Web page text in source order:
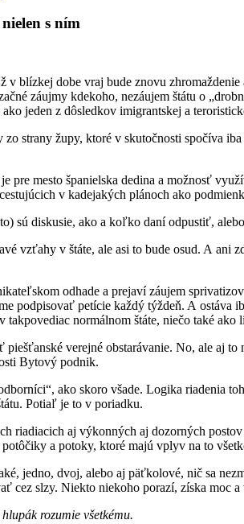
s ním
blízkej dobe vraj bude znovu
záujmy kdekoho, nezáujem štátu o
jeden z dôsledkov imigrantskej a
strany župy, ktoré v skutočnosti spočíva
pre mesto španielska dedina a možnosť
v kadejakých plánoch ako
to) sú diskusie, ako a koľko daní odpustiť,
vzťahy v štáte, ale asi to bude osud. A ani
odhade a prejaví záujem
podpisovať petície každý týždeň. A
normálnom štáte, niečo také ako
piešťanské verejné obstarávanie. No, ale
Bytový podnik.
ako skoro všade. Logika riadenia
Potiaľ je to v poriadku.
riadiacich aj výkonných aj dozorných
a potoky, ktoré majú vplyv na to
jedno, dvoj, alebo aj päťkolové, nič sa
cez slzy. Niekto niekoho porazí, získa
rozumie všetkému.